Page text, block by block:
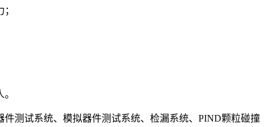
测试系统、模拟器件测试系统、检漏系统、PIND颗粒碰撞